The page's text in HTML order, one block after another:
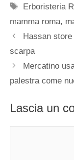
Tag
Erboristeria
mamma roma,
Hassan
scarpa
Mercatino
palestra come
Lascia un